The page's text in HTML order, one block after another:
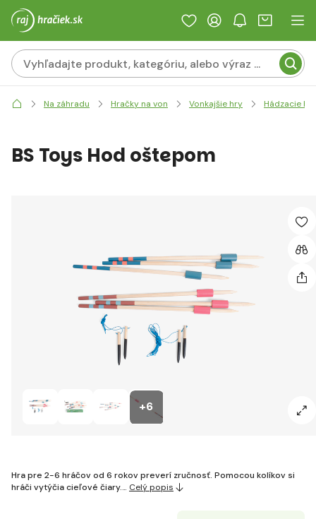
Na záhradu Hračky na von Vonkajšie hry Hádzacie hry
+6
BS Toys Hod oštepom
Hra pre 2-6 hráčov od 6 rokov preverí zručnosť. Pomocou kolíkov si
hráči vytýčia cieľové čiary.… Celý popis